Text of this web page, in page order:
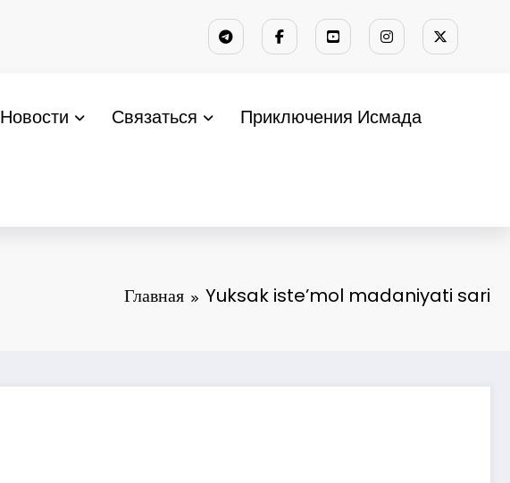
Новости Связаться Приключения Исмада
Главная Yuksak iste’mol madaniyati sari